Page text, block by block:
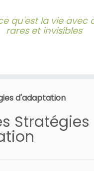
qu'est la vie avec
rares et invisibles
d'adaptation
Stratégies